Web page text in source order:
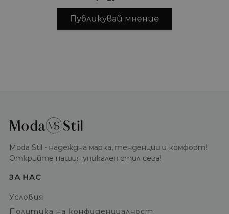
Публикувай мнение
Moda Stil - надеждна марка, тенденции и комфорт!
Открийте нашия уникален стил сега!
ЗА НАС
Условия
Политика на конфиденциалност